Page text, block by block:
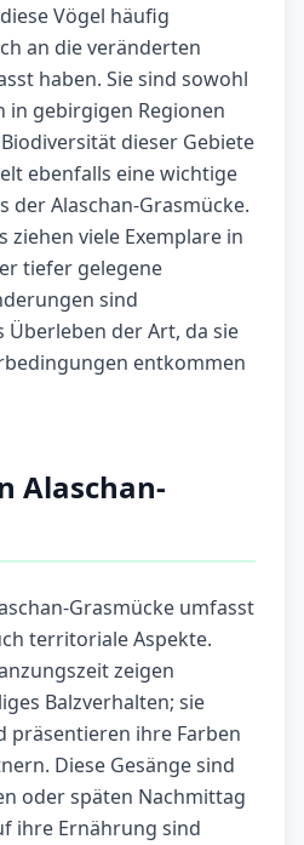
Vögel häufig
an die veränderten
haben. Sie sind sowohl
in gebirgigen Regionen
dieser Gebiete
ebenfalls eine wichtige
der Alaschan-Grasmücke.
ziehen viele Exemplare in
tiefer gelegene
sind
der Art, da sie
entkommen
Alaschan-
Grasmücke umfasst
territoriale Aspekte.
zeigen
Balzverhalten; sie
präsentieren ihre Farben
Diese Gesänge sind
oder späten Nachmittag
ihre Ernährung sind